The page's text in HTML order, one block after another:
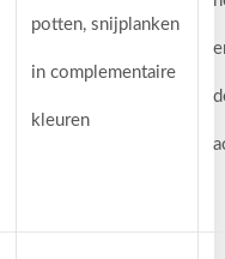
potten, snijplanken
in complementaire
kleuren